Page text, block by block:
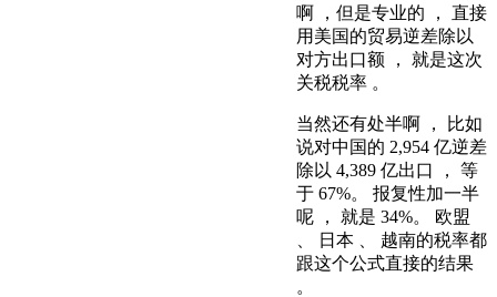
啊 ，但是专业的 ， 直接
用美国的贸易逆差除以
对方出口额 ， 就是这次
关税税率 。
当然还有处半啊 ， 比如
说对中国的 2,954 亿逆差
除以 4,389 亿出口 ， 等
于 67%。 报复性加一半
呢 ， 就是 34%。 欧盟
、 日本 、 越南的税率都
跟这个公式直接的结果
。